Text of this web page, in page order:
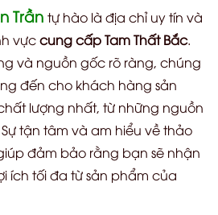
Trần tự hào là địa chỉ uy tín và
vựccung cấp Tam Thất Bắc.
và nguồn gốc rõ ràng, chúng
đến cho khách hàng sản
lượng nhất, từ những nguồn
tận tâm và am hiểu về thảo
đảm bảo rằng bạn sẽ nhận
ích tối đa từ sản phẩm của